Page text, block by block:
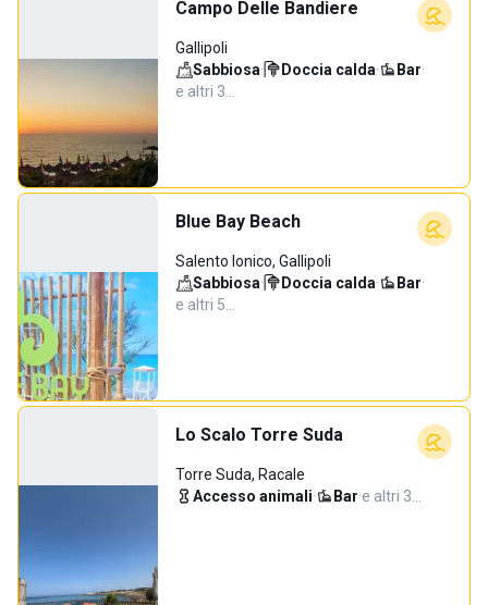
Campo Delle Bandiere
Gallipoli
Sabbiosa· Doccia calda· Bar·
e altri 3…
Blue Bay Beach
Salento Ionico, Gallipoli
Sabbiosa· Doccia calda· Bar·
e altri 5…
Lo Scalo Torre Suda
Torre Suda, Racale
Accesso animali· Bar·e altri 3…